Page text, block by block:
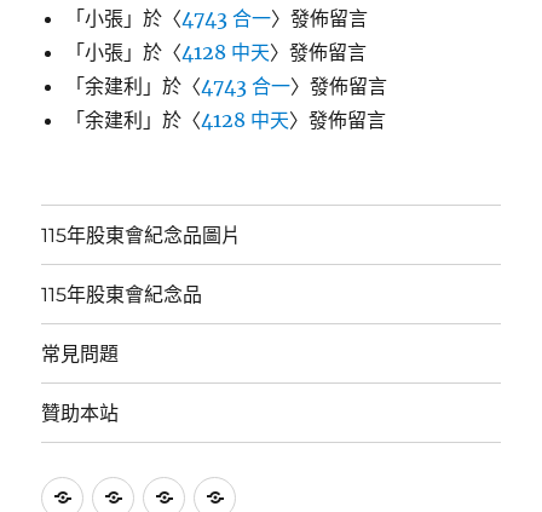
「小張 」於〈4743 合一〉發佈留言
「小張 」於〈4128 中天〉發佈留言
「余建利 」於〈4743 合一〉發佈留言
「余建利 」於〈4128 中天〉發佈留言
115年股東會紀念品圖片
115年股東會紀念品
常見問題
贊助本站
115 115 常 贊